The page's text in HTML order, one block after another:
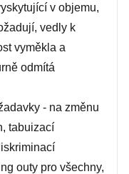
v objemu,
vedly k
vyměkla a
odmítá
- na změnu
tabuizací
outy pro všechny,